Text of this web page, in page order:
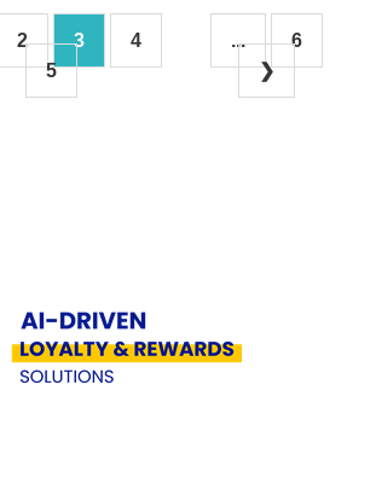
2 3
4
5
...
6
❯